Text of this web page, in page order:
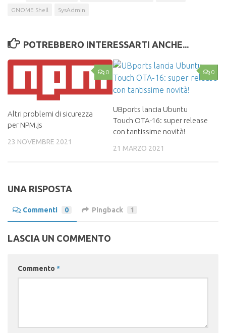
GNOME Shell SysAdmin
POTREBBERO INTERESSARTI ANCHE...
0
Altri problemi di sicurezza
per NPM.js
23 NOVEMBRE 2021
0
UBports lancia Ubuntu
Touch OTA-16: super release
con tantissime novità!
21 MARZO 2021
UNA RISPOSTA
Commenti 0 Pingback 1
LASCIA UN COMMENTO
Commento *